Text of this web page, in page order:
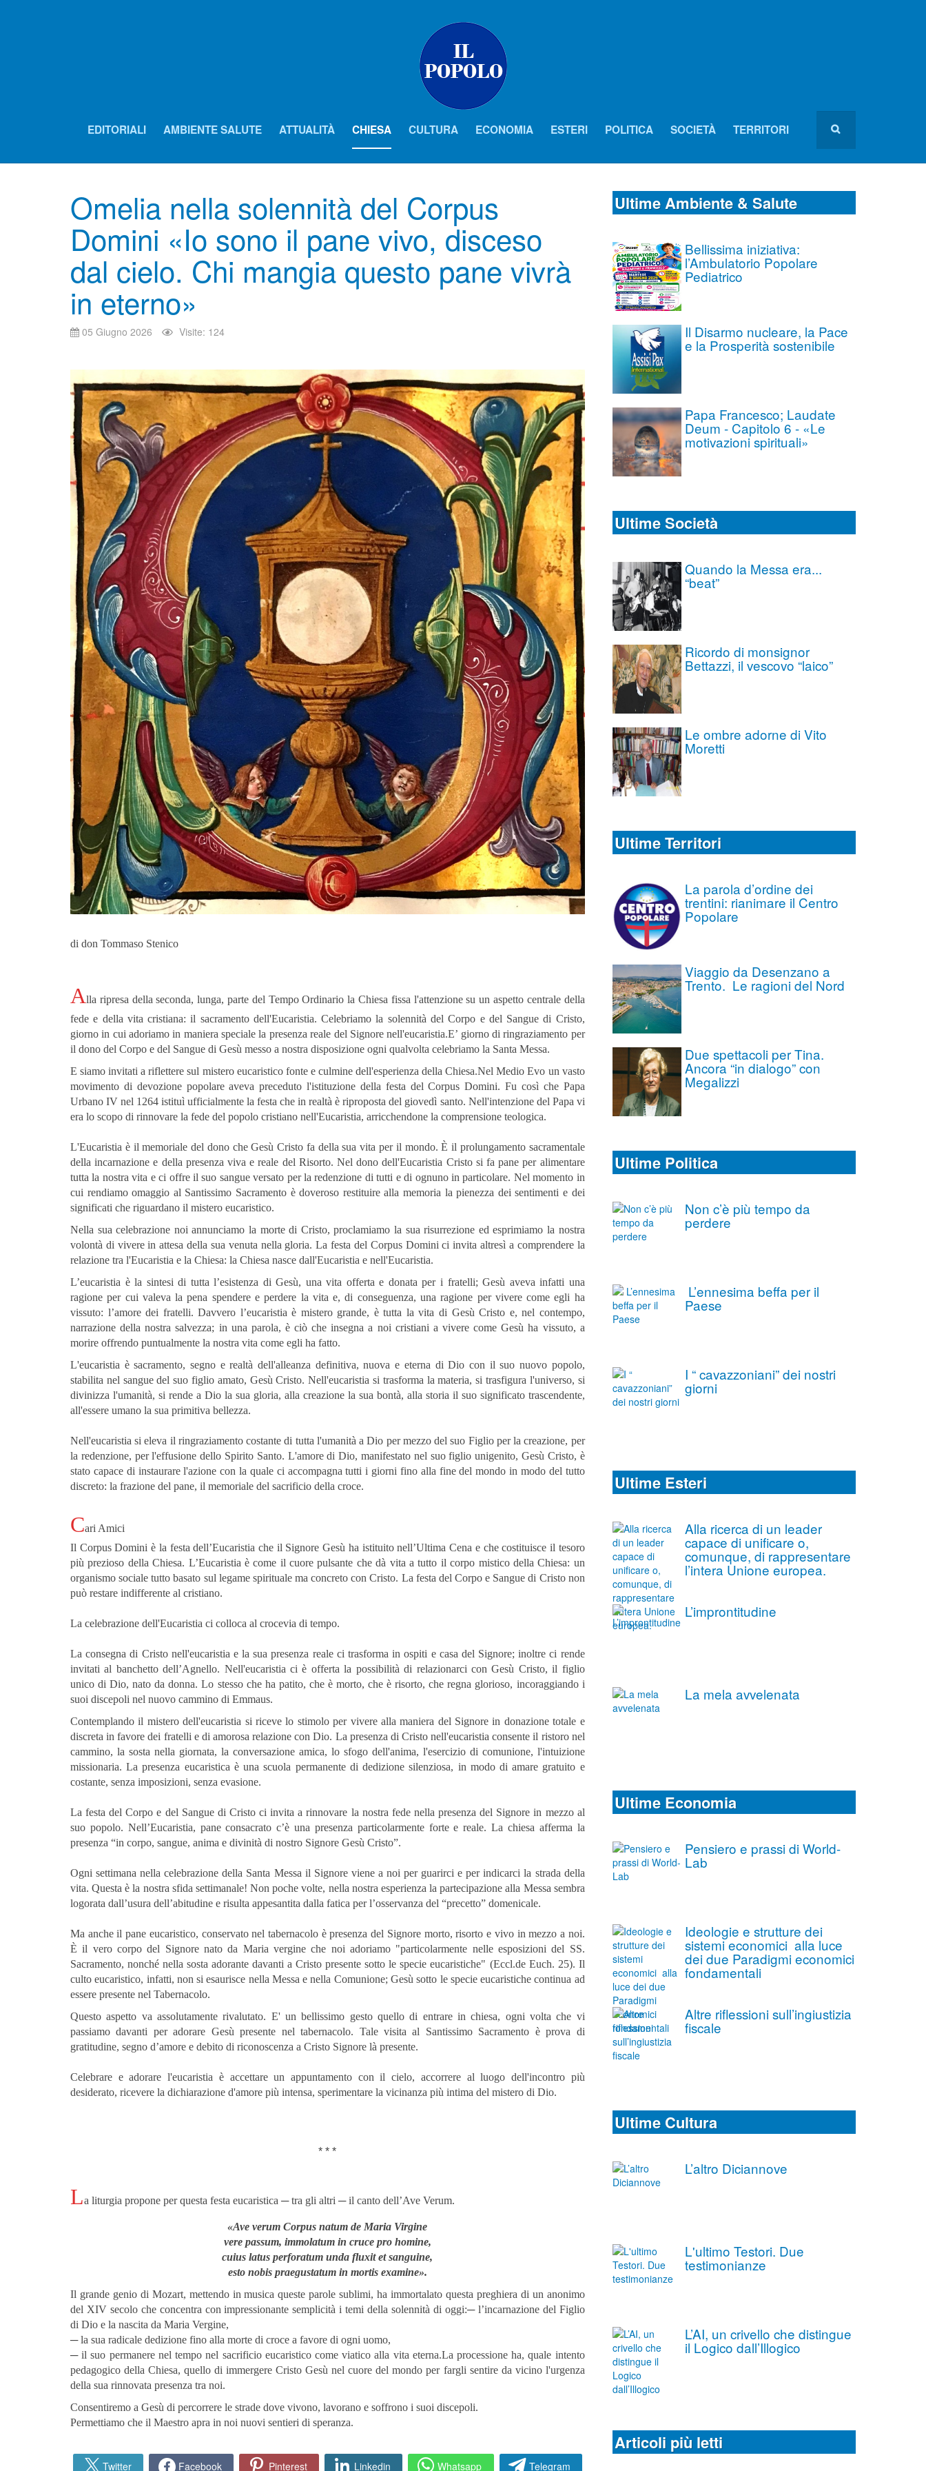
EDITORIALI AMBIENTE SALUTE ATTUALITÀ CHIESA CULTURA ECONOMIA ESTERI POLITICA SOCIETÀ TERRITORI
Omelia nella solennità del Corpus
Domini «Io sono il pane vivo, disceso
dal cielo. Chi mangia questo pane vivrà
in eterno»
05 Giugno 2026 Visite: 124
di don Tommaso Stenico
Alla ripresa della seconda, lunga, parte del Tempo Ordinario la Chiesa fissa l'attenzione su un aspetto centrale della
fede e della vita cristiana: il sacramento dell'Eucaristia. Celebriamo la solennità del Corpo e del Sangue di Cristo,
giorno in cui adoriamo in maniera speciale la presenza reale del Signore nell'eucaristia.E’ giorno di ringraziamento per
il dono del Corpo e del Sangue di Gesù messo a nostra disposizione ogni qualvolta celebriamo la Santa Messa.
E siamo invitati a riflettere sul mistero eucaristico fonte e culmine dell'esperienza della Chiesa.Nel Medio Evo un vasto
movimento di devozione popolare aveva preceduto l'istituzione della festa del Corpus Domini. Fu così che Papa
Urbano IV nel 1264 istituì ufficialmente la festa che in realtà è riproposta del giovedì santo. Nell'intenzione del Papa vi
era lo scopo di rinnovare la fede del popolo cristiano nell'Eucaristia, arricchendone la comprensione teologica.
L'Eucaristia è il memoriale del dono che Gesù Cristo fa della sua vita per il mondo. È il prolungamento sacramentale
della incarnazione e della presenza viva e reale del Risorto. Nel dono dell'Eucaristia Cristo si fa pane per alimentare
tutta la nostra vita e ci offre il suo sangue versato per la redenzione di tutti e di ognuno in particolare. Nel momento in
cui rendiamo omaggio al Santissimo Sacramento è doveroso restituire alla memoria la pienezza dei sentimenti e dei
significati che riguardano il mistero eucaristico.
Nella sua celebrazione noi annunciamo la morte di Cristo, proclamiamo la sua risurrezione ed esprimiamo la nostra
volontà di vivere in attesa della sua venuta nella gloria. La festa del Corpus Domini ci invita altresì a comprendere la
relazione tra l'Eucaristia e la Chiesa: la Chiesa nasce dall'Eucaristia e nell'Eucaristia.
L’eucaristia è la sintesi di tutta l’esistenza di Gesù, una vita offerta e donata per i fratelli; Gesù aveva infatti una
ragione per cui valeva la pena spendere e perdere la vita e, di conseguenza, una ragione per vivere come egli ha
vissuto: l’amore dei fratelli. Davvero l’eucaristia è mistero grande, è tutta la vita di Gesù Cristo e, nel contempo,
narrazione della nostra salvezza; in una parola, è ciò che insegna a noi cristiani a vivere come Gesù ha vissuto, a
morire offrendo puntualmente la nostra vita come egli ha fatto.
L'eucaristia è sacramento, segno e realtà dell'alleanza definitiva, nuova e eterna di Dio con il suo nuovo popolo,
stabilita nel sangue del suo figlio amato, Gesù Cristo. Nell'eucaristia si trasforma la materia, si trasfigura l'universo, si
divinizza l'umanità, si rende a Dio la sua gloria, alla creazione la sua bontà, alla storia il suo significato trascendente,
all'essere umano la sua primitiva bellezza.
Nell'eucaristia si eleva il ringraziamento costante di tutta l'umanità a Dio per mezzo del suo Figlio per la creazione, per
la redenzione, per l'effusione dello Spirito Santo. L'amore di Dio, manifestato nel suo figlio unigenito, Gesù Cristo, è
stato capace di instaurare l'azione con la quale ci accompagna tutti i giorni fino alla fine del mondo in modo del tutto
discreto: la frazione del pane, il memoriale del sacrificio della croce.
Cari Amici
Il Corpus Domini è la festa dell’Eucaristia che il Signore Gesù ha istituito nell’Ultima Cena e che costituisce il tesoro
più prezioso della Chiesa. L’Eucaristia è come il cuore pulsante che dà vita a tutto il corpo mistico della Chiesa: un
organismo sociale tutto basato sul legame spirituale ma concreto con Cristo. La festa del Corpo e Sangue di Cristo non
può restare indifferente al cristiano.
La celebrazione dell'Eucaristia ci colloca al crocevia di tempo.
La consegna di Cristo nell'eucaristia e la sua presenza reale ci trasforma in ospiti e casa del Signore; inoltre ci rende
invitati al banchetto dell’Agnello. Nell'eucaristia ci è offerta la possibilità di relazionarci con Gesù Cristo, il figlio
unico di Dio, nato da donna. Lo stesso che ha patito, che è morto, che è risorto, che regna glorioso, incoraggiando i
suoi discepoli nel nuovo cammino di Emmaus.
Contemplando il mistero dell'eucaristia si riceve lo stimolo per vivere alla maniera del Signore in donazione totale e
discreta in favore dei fratelli e di amorosa relazione con Dio. La presenza di Cristo nell'eucaristia consente il ristoro nel
cammino, la sosta nella giornata, la conversazione amica, lo sfogo dell'anima, l'esercizio di comunione, l'intuizione
missionaria. La presenza eucaristica è una scuola permanente di dedizione silenziosa, in modo di amare gratuito e
costante, senza imposizioni, senza evasione.
La festa del Corpo e del Sangue di Cristo ci invita a rinnovare la nostra fede nella presenza del Signore in mezzo al
suo popolo. Nell’Eucaristia, pane consacrato c’è una presenza particolarmente forte e reale. La chiesa afferma la
presenza “in corpo, sangue, anima e divinità di nostro Signore Gesù Cristo”.
Ogni settimana nella celebrazione della Santa Messa il Signore viene a noi per guarirci e per indicarci la strada della
vita. Questa è la nostra sfida settimanale! Non poche volte, nella nostra esperienza la partecipazione alla Messa sembra
logorata dall’usura dell’abitudine e risulta appesantita dalla fatica per l’osservanza del “precetto” domenicale.
Ma anche il pane eucaristico, conservato nel tabernacolo è presenza del Signore morto, risorto e vivo in mezzo a noi.
È il vero corpo del Signore nato da Maria vergine che noi adoriamo "particolarmente nelle esposizioni del SS.
Sacramento, nonché nella sosta adorante davanti a Cristo presente sotto le specie eucaristiche" (Eccl.de Euch. 25). Il
culto eucaristico, infatti, non si esaurisce nella Messa e nella Comunione; Gesù sotto le specie eucaristiche continua ad
essere presente nel Tabernacolo.
Questo aspetto va assolutamente rivalutato. E' un bellissimo gesto quello di entrare in chiesa, ogni volta che vi
passiamo davanti per adorare Gesù presente nel tabernacolo. Tale visita al Santissimo Sacramento è prova di
gratitudine, segno d’amore e debito di riconoscenza a Cristo Signore là presente.
Celebrare e adorare l'eucaristia è accettare un appuntamento con il cielo, accorrere al luogo dell'incontro più
desiderato, ricevere la dichiarazione d'amore più intensa, sperimentare la vicinanza più intima del mistero di Dio.
* * *
La liturgia propone per questa festa eucaristica ─ tra gli altri ─ il canto dell’Ave Verum.
«Ave verum Corpus natum de Maria Virgine
vere passum, immolatum in cruce pro homine,
cuius latus perforatum unda fluxit et sanguine,
esto nobis praegustatum in mortis examine».
Il grande genio di Mozart, mettendo in musica queste parole sublimi, ha immortalato questa preghiera di un anonimo
del XIV secolo che concentra con impressionante semplicità i temi della solennità di oggi:─ l’incarnazione del Figlio
di Dio e la nascita da Maria Vergine,
─ la sua radicale dedizione fino alla morte di croce a favore di ogni uomo,
─ il suo permanere nel tempo nel sacrificio eucaristico come viatico alla vita eterna.La processione ha, quale intento
pedagogico della Chiesa, quello di immergere Cristo Gesù nel cuore del mondo per fargli sentire da vicino l'urgenza
della sua rinnovata presenza tra noi.
Consentiremo a Gesù di percorrere le strade dove vivono, lavorano e soffrono i suoi discepoli.
Permettiamo che il Maestro apra in noi nuovi sentieri di speranza.
Twitter Facebook Pinterest Linkedin Whatsapp Telegram
Ultime Ambiente & Salute
Bellissima iniziativa:
l’Ambulatorio Popolare
Pediatrico
Il Disarmo nucleare, la Pace
e la Prosperità sostenibile
Papa Francesco; Laudate
Deum - Capitolo 6 - «Le
motivazioni spirituali»
Ultime Società
Quando la Messa era...
“beat”
Ricordo di monsignor
Bettazzi, il vescovo “laico”
Le ombre adorne di Vito
Moretti
Ultime Territori
La parola d’ordine dei
trentini: rianimare il Centro
Popolare
Viaggio da Desenzano a
Trento. Le ragioni del Nord
Due spettacoli per Tina.
Ancora “in dialogo” con
Megalizzi
Ultime Politica
Non c’è più tempo da
perdere
L’ennesima beffa per il
Paese
I “ cavazzoniani” dei nostri
giorni
Ultime Esteri
Alla ricerca di un leader
capace di unificare o,
comunque, di rappresentare
l’intera Unione europea.
L’improntitudine
La mela avvelenata
Ultime Economia
Pensiero e prassi di World-
Lab
Ideologie e strutture dei
sistemi economici alla luce
dei due Paradigmi economici
fondamentali
Altre riflessioni sull’ingiustizia
fiscale
Ultime Cultura
L’altro Diciannove
L'ultimo Testori. Due
testimonianze
L’AI, un crivello che distingue
il Logico dall’Illogico
Articoli più letti